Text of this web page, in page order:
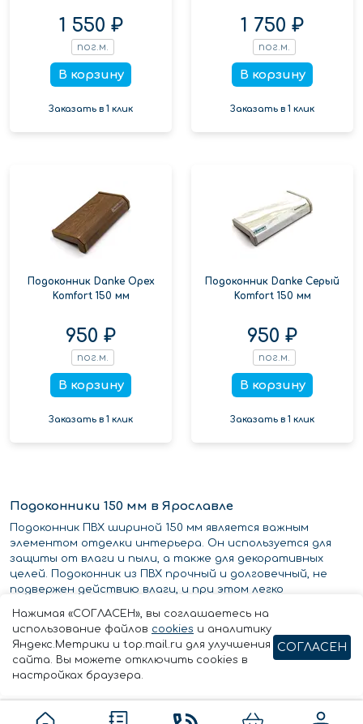
1 550 ₽
пог.м.
В корзину
Заказать в 1 клик
1 750 ₽
пог.м.
В корзину
Заказать в 1 клик
Подоконник Danke Орех
Komfort 150 мм
950 ₽
пог.м.
В корзину
Заказать в 1 клик
Подоконник Danke Серый
Komfort 150 мм
950 ₽
пог.м.
В корзину
Заказать в 1 клик
Подоконники 150 мм в Ярославле
Подоконник ПВХ шириной 150 мм является важным
элементом отделки интерьера. Он используется для
защиты от влаги и пыли, а также для декоративных
целей. Подоконник из ПВХ прочный и долговечный, не
подвержен действию влаги, и при этом легко
применяются в различных помещениях, начиная от
детских комнат и заканчивая кухнями и ванными
комнатами. Они могут быть просто приклеены к стене,
либо монтироваться на плитку или другие поверхности.
Нажимая «СОГЛАСЕН», вы соглашаетесь на
использование файлов cookies и аналитику
Яндекс.Метрики и top.mail.ru для улучшения
сайта. Вы можете отключить cookies в
настройках браузера.
СОГЛАСЕН